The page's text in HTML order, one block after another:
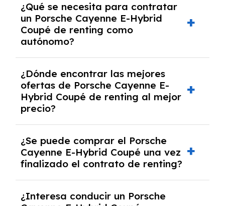
documentación financiera y, en algunos
casos, un informe de solvencia de la empresa
y un pago inicial.
¿Qué se necesita para contratar
un Porsche Cayenne E-Hybrid
Coupé de renting como
autónomo?
autónomos, justificante de ingresos y, en
algunos casos, un informe fiscal y un pago
inicial.
¿Dónde encontrar las mejores
ofertas de Porsche Cayenne E-
Hybrid Coupé de renting al mejor
precio?
mejores ofertas de vehículos de renting con
todos los gastos incluidos y sin pagar
entradas.
¿Se puede comprar el Porsche
Cayenne E-Hybrid Coupé una vez
finalizado el contrato de renting?
renting se puede adquirir el coche. En este
¿Interesa conducir un Porsche